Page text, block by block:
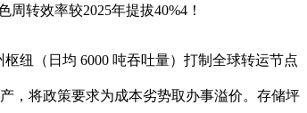
转效率较2025年提拔40%4！
纽（日均 6000 吨吞吐量）打制全球转运节点
，将政策要求为成本劣势取办事溢价。存储坪